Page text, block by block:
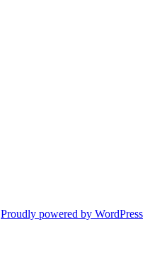
Proudly powered by WordPress